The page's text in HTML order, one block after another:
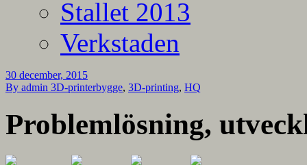
Stallet 2013
Verkstaden
30 december, 2015
By admin 3D-printerbygge, 3D-printing, HQ
Problemlösning,